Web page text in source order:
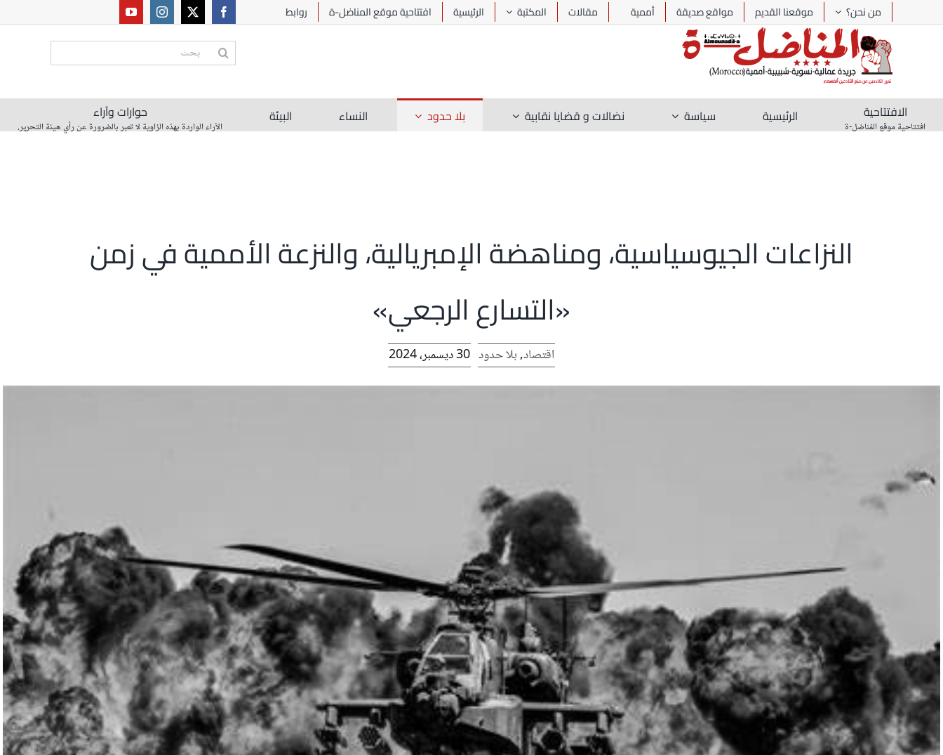
من نحن؟ موقعنا القديم مواقع صديقة أممية مقالات المكتبة الرئيسية افتتاحية موقع المناضل-ة روابط
البحث
الافتتاحية
افتتاحية موقع المُناضل-ة
الرئيسية سياسة نضالات و قضايا نقابية بلا حدود النساء البيئة حوارات وآراء
الآراء الواردة بهذه الزاوية لا تعبر بالضرورة عن رأي هيئة التحرير.
النزاعات الجيوسياسية، ومناهضة الإمبريالية، والنزعة الأممية في زمن
«التسارع الرجعي»
اقتصاد,بلا حدود 30 ديسمبر، 2024